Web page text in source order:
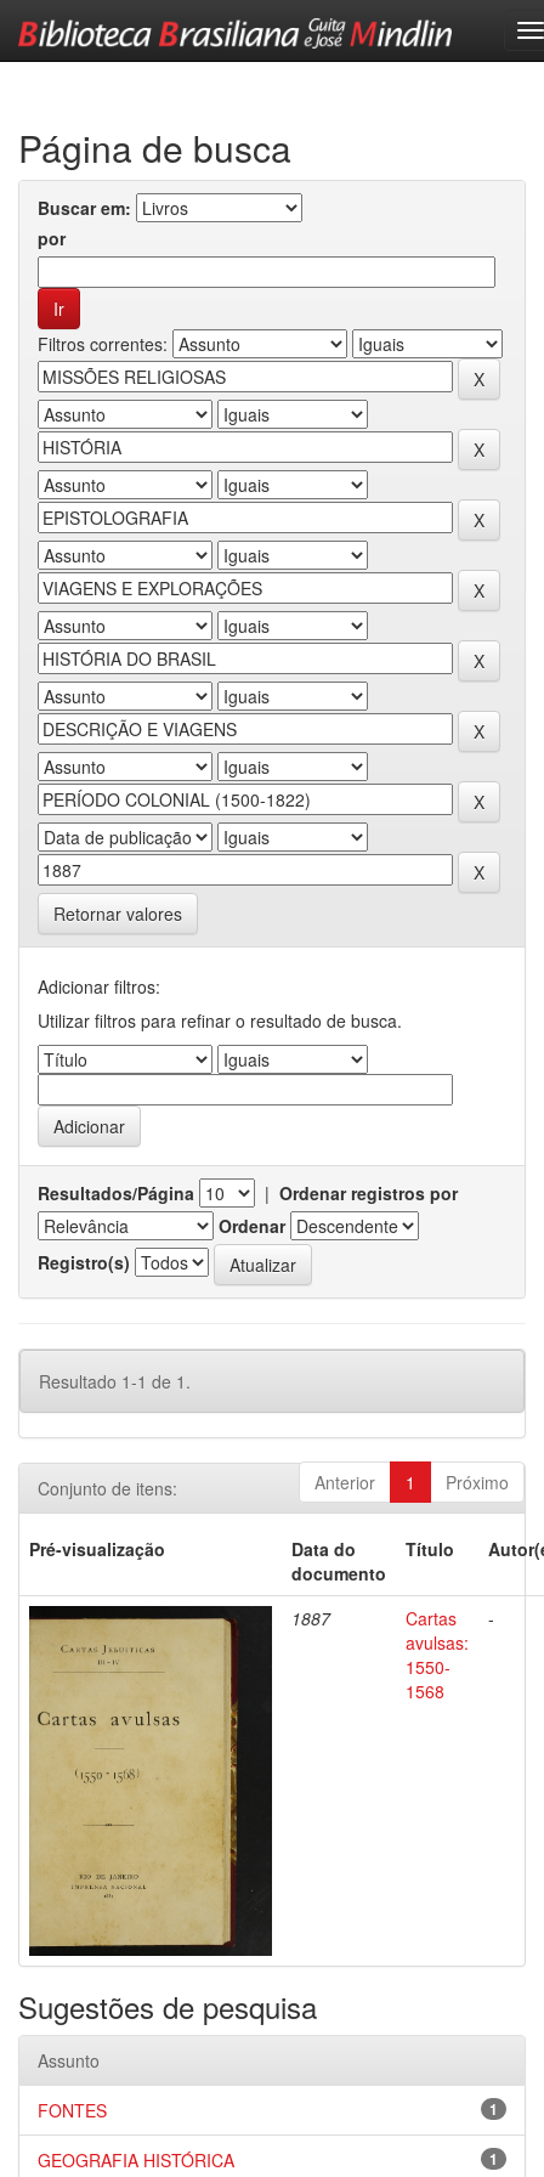
Página de busca
Buscar em:
por
Filtros correntes:
Retornar valores
Adicionar filtros:
Utilizar filtros para refinar o resultado de busca.
Resultados/Página | Ordenar registros por
Ordenar
Registro(s)
Resultado 1-1 de 1.
Anterior 1 Próximo
Conjunto de itens:
Pré-visualização
Data do
documento
Título
1887
Cartas
avulsas:
1550-
1568
-
Sugestões de pesquisa
Assunto
1
FONTES
1
GEOGRAFIA HISTÓRICA